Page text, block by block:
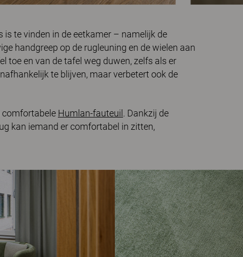
te vinden in de eetkamer – namelijk de
handgreep op de rugleuning en de wielen aan
toe en van de tafel weg duwen, zelfs als er
te blijven, maar verbetert ook de
comfortabele Humlan-fauteuil . Dankzij de
kan iemand er comfortabel in zitten,